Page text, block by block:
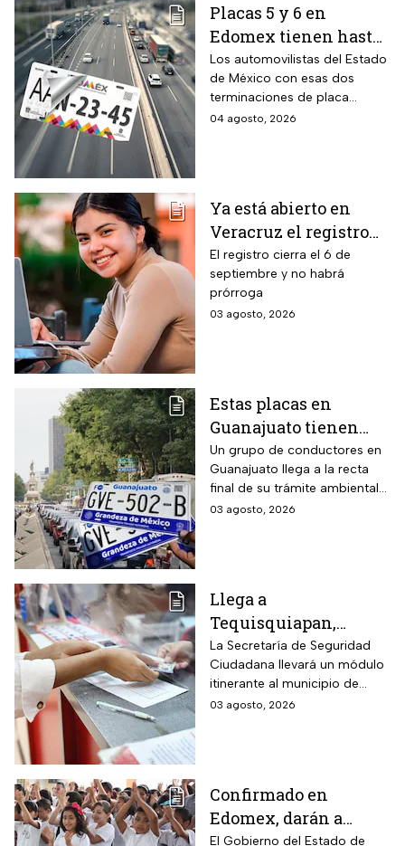
Placas 5 y 6 en
Edomex tienen hasta
el 31 de agosto 2026
para realizar la
verificación
vehicular o recibirán
Los automovilistas del Estado
de México con esas dos
terminaciones de placa
enfrentan el cierre de su
sanción de miles de pesos.
04 agosto, 2026
Ya está abierto en
Veracruz el registro
para becas de hasta
$3,000 pesos para
estudiantes de todos
los niveles: fecha
El registro cierra el 6 de
septiembre y no habrá
prórroga
03 agosto, 2026
Estas placas en
Guanajuato tienen
hasta el 31 de agosto
2026 para realizar la
verificación
vehicular o habrá
Un grupo de conductores en
Guanajuato llega a la recta
final de su trámite ambiental
semestral. El descuido cuesta
03 agosto, 2026
Llega a
Tequisquiapan,
Querétaro, unidad
móvil de licencia de
conducir este martes
4 de agosto: los cupos
La Secretaría de Seguridad
Ciudadana llevará un módulo
itinerante al municipio de
Tequisquiapan, en Querétaro,
03 agosto, 2026
Confirmado en
Edomex, darán a
partir del 6 de agosto
El Gobierno del Estado de